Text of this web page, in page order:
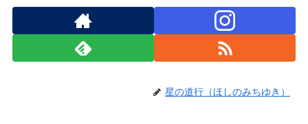
星の道行（ほしのみちゆき）